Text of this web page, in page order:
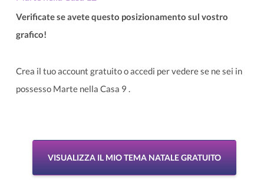
Verificate se avete questo posizionamento sul vostro
grafico!
Crea il tuo account gratuito o accedi per vedere se ne sei in
possesso Marte nella Casa 9 .
VISUALIZZA IL MIO TEMA NATALE GRATUITO